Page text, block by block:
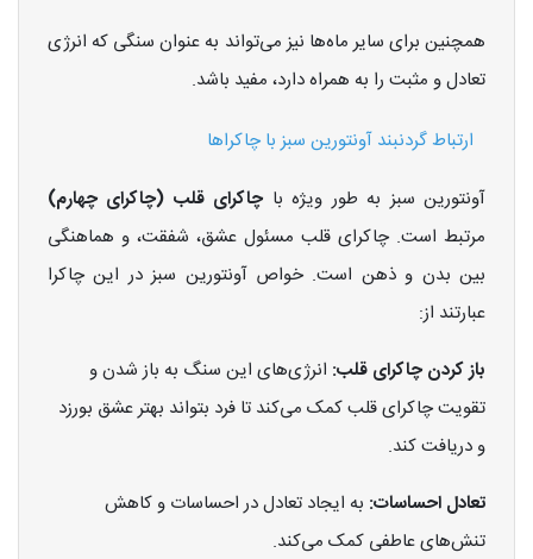
همچنین برای سایر ماه‌ها نیز می‌تواند به عنوان سنگی که انرژی
تعادل و مثبت را به همراه دارد، مفید باشد.
ارتباط گردنبند آونتورین سبز با چاکراها
آونتورین سبز به طور ویژه با چاکرای قلب (چاکرای چهارم)
مرتبط است. چاکرای قلب مسئول عشق، شفقت، و هماهنگی
بین بدن و ذهن است. خواص آونتورین سبز در این چاکرا
عبارتند از:
باز کردن چاکرای قلب: انرژی‌های این سنگ به باز شدن و
تقویت چاکرای قلب کمک می‌کند تا فرد بتواند بهتر عشق بورزد
و دریافت کند.
تعادل احساسات: به ایجاد تعادل در احساسات و کاهش
تنش‌های عاطفی کمک می‌کند.